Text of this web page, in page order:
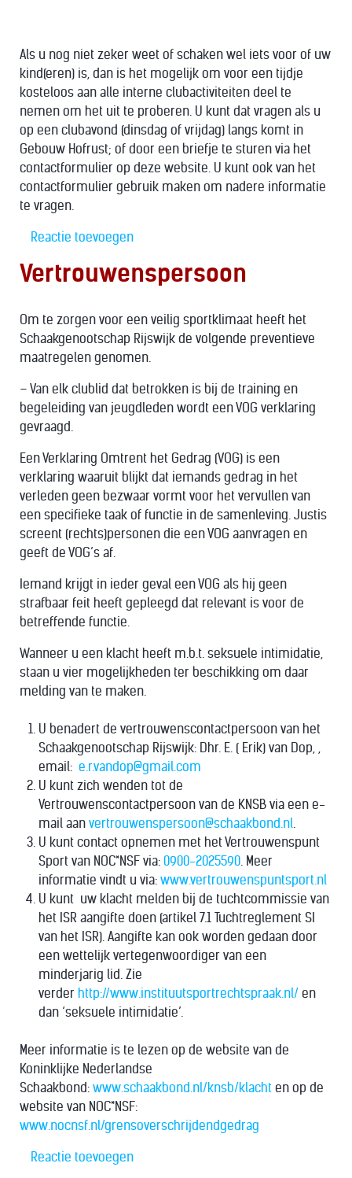
Als u nog niet zeker weet of schaken wel iets voor of uw
kind(eren) is, dan is het mogelijk om voor een tijdje
kosteloos aan alle interne clubactiviteiten deel te
nemen om het uit te proberen. U kunt dat vragen als u
op een clubavond (dinsdag of vrijdag) langs komt in
Gebouw Hofrust; of door een briefje te sturen via het
contactformulier op deze website. U kunt ook van het
contactformulier gebruik maken om nadere informatie
te vragen.
Reactie toevoegen
Vertrouwenspersoon
Om te zorgen voor een veilig sportklimaat heeft het
Schaakgenootschap Rijswijk de volgende preventieve
maatregelen genomen.
– Van elk clublid dat betrokken is bij de training en
begeleiding van jeugdleden wordt een VOG verklaring
gevraagd.
Een Verklaring Omtrent het Gedrag (VOG) is een
verklaring waaruit blijkt dat iemands gedrag in het
verleden geen bezwaar vormt voor het vervullen van
een specifieke taak of functie in de samenleving. Justis
screent (rechts)personen die een VOG aanvragen en
geeft de VOG’s af.
Iemand krijgt in ieder geval een VOG als hij geen
strafbaar feit heeft gepleegd dat relevant is voor de
betreffende functie.
Wanneer u een klacht heeft m.b.t. seksuele intimidatie,
staan u vier mogelijkheden ter beschikking om daar
melding van te maken.
U benadert de vertrouwenscontactpersoon van het
Schaakgenootschap Rijswijk: Dhr. E. ( Erik) van Dop, ,
email: e.r.vandop@gmail.com
U kunt zich wenden tot de
Vertrouwenscontactpersoon van de KNSB via een e-
mail aan vertrouwenspersoon@schaakbond.nl.
U kunt contact opnemen met het Vertrouwenspunt
Sport van NOC*NSF via: 0900-2025590. Meer
informatie vindt u via: www.vertrouwenspuntsport.nl
U kunt uw klacht melden bij de tuchtcommissie van
het ISR aangifte doen (artikel 7.1 Tuchtreglement SI
van het ISR). Aangifte kan ook worden gedaan door
een wettelijk vertegenwoordiger van een
minderjarig lid. Zie
verder http://www.instituutsportrechtspraak.nl/ en
dan ‘seksuele intimidatie’.
Meer informatie is te lezen op de website van de
Koninklijke Nederlandse
Schaakbond: www.schaakbond.nl/knsb/klacht en op de
website van NOC*NSF:
www.nocnsf.nl/grensoverschrijdendgedrag
Reactie toevoegen